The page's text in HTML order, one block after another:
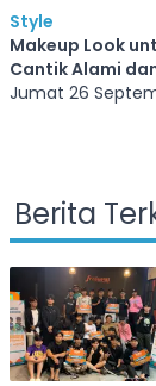
Style
Makeup Look
Cantik Alami
Jumat 26
Berita